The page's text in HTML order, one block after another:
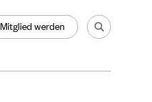
Mitglied werden